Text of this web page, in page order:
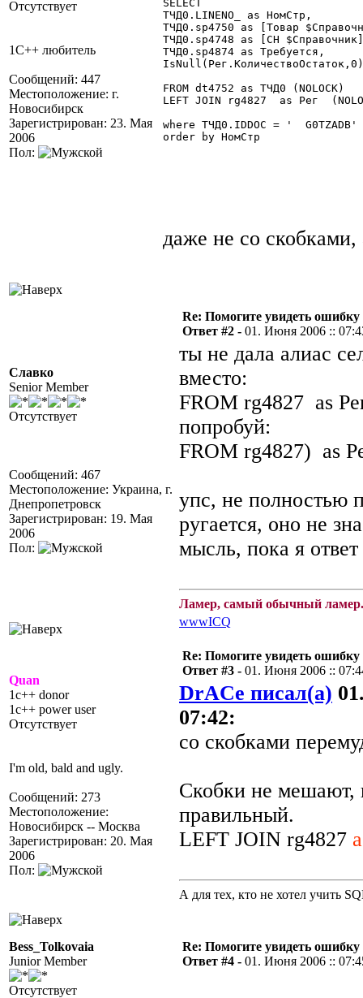
Отсутствует
1С++ любитель
Сообщений: 447
Местоположение: г.
Новосибирск
Зарегистрирован: 23. Мая
2006
Пол:
SELECT
ТЧД0.LINENO_ as НомСтр,
ТЧД0.sp4750 as [Товар
ТЧД0.sp4748 as [СН
ТЧД0.sp4874 as Требуется,
FROM dt4752 as ТЧД0 (NOLOCK)
LEFT JOIN rg4827  as Рег
where ТЧД0.IDDOC = '  G0TZADB'
order by НомСтр
даже не со
Славко
Senior Member
Отсутствует
Сообщений: 467
Местоположение: Украина, г.
Днепропетровск
Зарегистрирован: 19. Мая
2006
Пол:
Re: Помогите увидеть ошибку
Ответ #2 - 01. Июня 2006 ::
ты не дала алиас
вместо:
FROM rg4827 as
попробуй:
FROM rg4827) as
упс, не полностью
ругается, оно не
мысль, пока я
Ламер, самый обычный
wwwICQ
Quan
1c++ donor
1c++ power user
Отсутствует
I'm old, bald and ugly.
Сообщений: 273
Местоположение:
Новосибирск -- Москва
Зарегистрирован: 20. Мая
2006
Пол:
Re: Помогите увидеть ошибку
Ответ #3 - 01. Июня 2006 ::
DrACe писал(а)
07:42:
со скобками
Скобки не мешают,
правильный.
LEFT JOIN rg4827
А для тех, кто не хотел учить
Bess_Tolkovaia
Junior Member
Отсутствует
Re: Помогите увидеть ошибку
Ответ #4 - 01. Июня 2006 ::